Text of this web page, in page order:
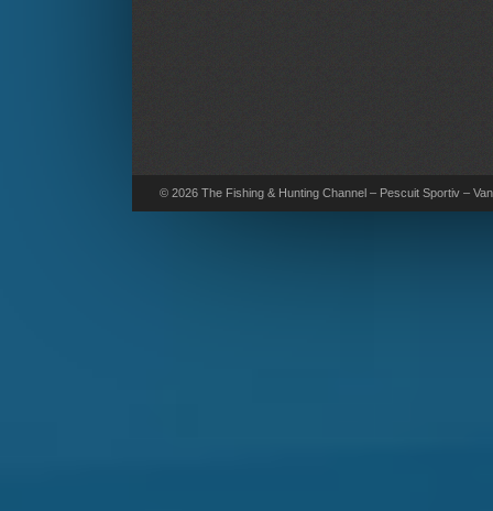
© 2026 The Fishing & Hunting Channel – Pescuit Sportiv –